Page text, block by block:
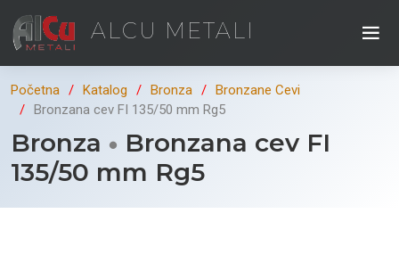
ALCU METALI
Početna Katalog Bronza
Bronzane Cevi
Bronzana cev FI 135/50 mm Rg5
Bronza
Bronzana cev FI
135/50 mm Rg5